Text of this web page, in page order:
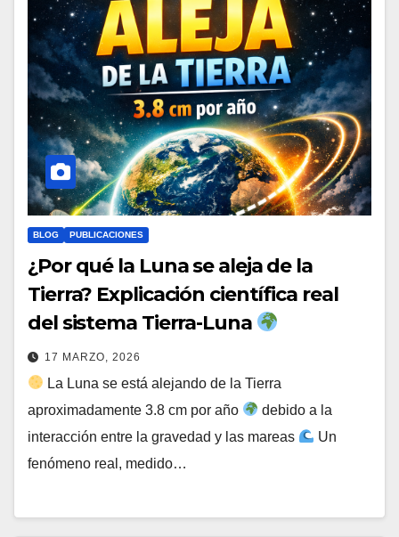
BLOG PUBLICACIONES
¿Por qué la Luna se aleja de la
Tierra? Explicación científica real
del sistema Tierra-Luna
17 MARZO, 2026
La Luna se está alejando de la Tierra
aproximadamente 3.8 cm por año
debido a la
interacción entre la gravedad y las mareas
Un
fenómeno real, medido…